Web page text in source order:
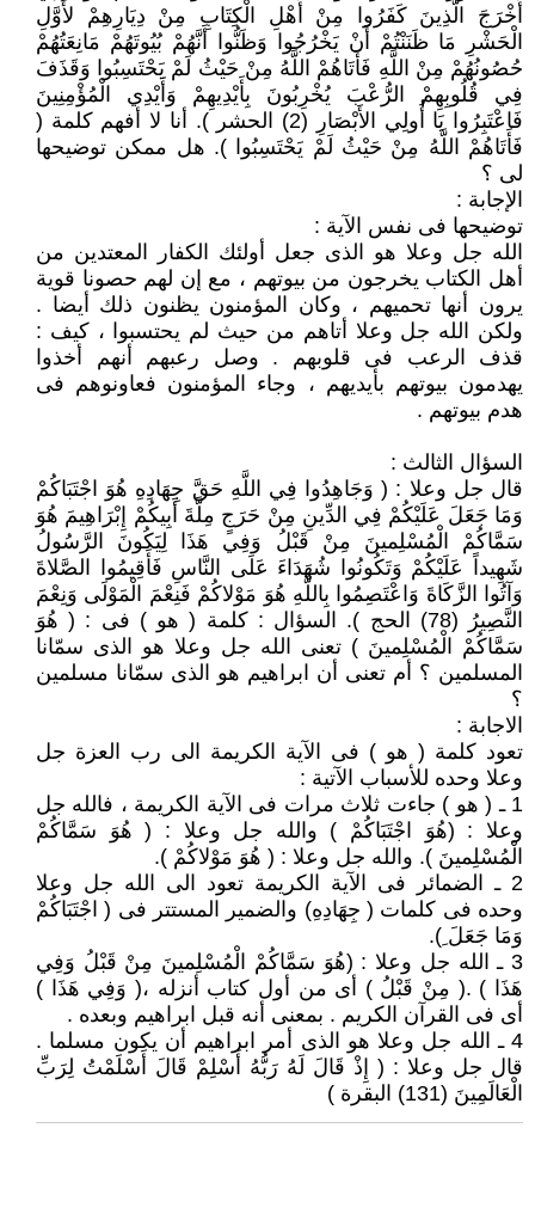
أَخْرَجَ الَّذِينَ كَفَرُوا مِنْ أَهْلِ الْكِتَابِ مِنْ دِيَارِهِمْ لأَوَّلِ
الْحَشْرِ مَا ظَنَنْتُمْ أَنْ يَخْرُجُوا وَظَنُّوا أَنَّهُمْ بُيُوتَهُمْ مَانِعَتُهُمْ
حُصُونُهُمْ مِنْ اللَّهِ فَأَتَاهُمْ اللَّهُ مِنْ حَيْثُ لَمْ يَحْتَسِبُوا وَقَذَفَ
فِي قُلُوبِهِمْ الرُّعْبَ يُخْرِبُونَ بِأَيْدِيهِمْ وَأَيْدِي الْمُؤْمِنِينَ
فَاعْتَبِرُوا يَا أُولِي الأَبْصَارِ (2) الحشر ). أنا لا أفهم كلمة (
فَأَتَاهُمْ اللَّهُ مِنْ حَيْثُ لَمْ يَحْتَسِبُوا ). هل ممكن توضيحها
لى ؟
الإجابة :
توضيحها فى نفس الآية :
الله جل وعلا هو الذى جعل أولئك الكفار المعتدين من
أهل الكتاب يخرجون من بيوتهم ، مع إن لهم حصونا قوية
يرون أنها تحميهم ، وكان المؤمنون يظنون ذلك أيضا .
ولكن الله جل وعلا أتاهم من حيث لم يحتسبوا ، كيف :
قذف الرعب فى قلوبهم . وصل رعبهم أنهم أخذوا
يهدمون بيوتهم بأيديهم ، وجاء المؤمنون فعاونوهم فى
هدم بيوتهم .
السؤال الثالث :
قال جل وعلا : ( وَجَاهِدُوا فِي اللَّهِ حَقَّ جِهَادِهِ هُوَ اجْتَبَاكُمْ
وَمَا جَعَلَ عَلَيْكُمْ فِي الدِّينِ مِنْ حَرَجٍ مِلَّةَ أَبِيكُمْ إِبْرَاهِيمَ هُوَ
سَمَّاكُمْ الْمُسْلِمينَ مِنْ قَبْلُ وَفِي هَذَا لِيَكُونَ الرَّسُولُ
شَهِيداً عَلَيْكُمْ وَتَكُونُوا شُهَدَاءَ عَلَى النَّاسِ فَأَقِيمُوا الصَّلاةَ
وَآتُوا الزَّكَاةَ وَاعْتَصِمُوا بِاللَّهِ هُوَ مَوْلاكُمْ فَنِعْمَ الْمَوْلَى وَنِعْمَ
النَّصِيرُ (78) الحج ). السؤال : كلمة ( هو ) فى : ( هُوَ
سَمَّاكُمْ الْمُسْلِمينَ ) تعنى الله جل وعلا هو الذى سمّانا
المسلمين ؟ أم تعنى أن ابراهيم هو الذى سمّانا مسلمين
؟
الاجابة :
تعود كلمة ( هو ) فى الآية الكريمة الى رب العزة جل
وعلا وحده للأسباب الآتية :
1 ـ ( هو ) جاءت ثلاث مرات فى الآية الكريمة ، فالله جل
وعلا : (هُوَ اجْتَبَاكُمْ ) والله جل وعلا : ( هُوَ سَمَّاكُمْ
الْمُسْلِمينَ ). والله جل وعلا : ( هُوَ مَوْلاكُمْ ).
2 ـ الضمائر فى الآية الكريمة تعود الى الله جل وعلا
وحده فى كلمات ( جِهَادِهِ) والضمير المستتر فى ( اجْتَبَاكُمْ
وَمَا جَعَلَ ِ).
3 ـ الله جل وعلا : (هُوَ سَمَّاكُمْ الْمُسْلِمينَ مِنْ قَبْلُ وَفِي
هَذَا ) .( مِنْ قَبْلُ ) أى من أول كتاب أنزله ،( وَفِي هَذَا )
أى فى القرآن الكريم . بمعنى أنه قبل ابراهيم وبعده .
4 ـ الله جل وعلا هو الذى أمر ابراهيم أن يكون مسلما .
قال جل وعلا : ( إِذْ قَالَ لَهُ رَبُّهُ أَسْلِمْ قَالَ أَسْلَمْتُ لِرَبِّ
الْعَالَمِينَ (131) البقرة )